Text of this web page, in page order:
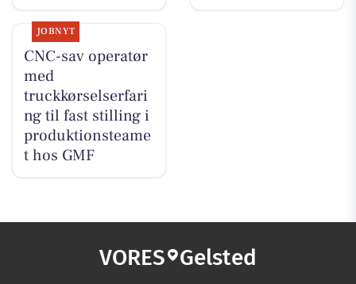
JOBNYT
CNC-sav operatør
med
truckkørselserfari
ng til fast stilling i
produktionsteame
t hos GMF
VORES Gelsted